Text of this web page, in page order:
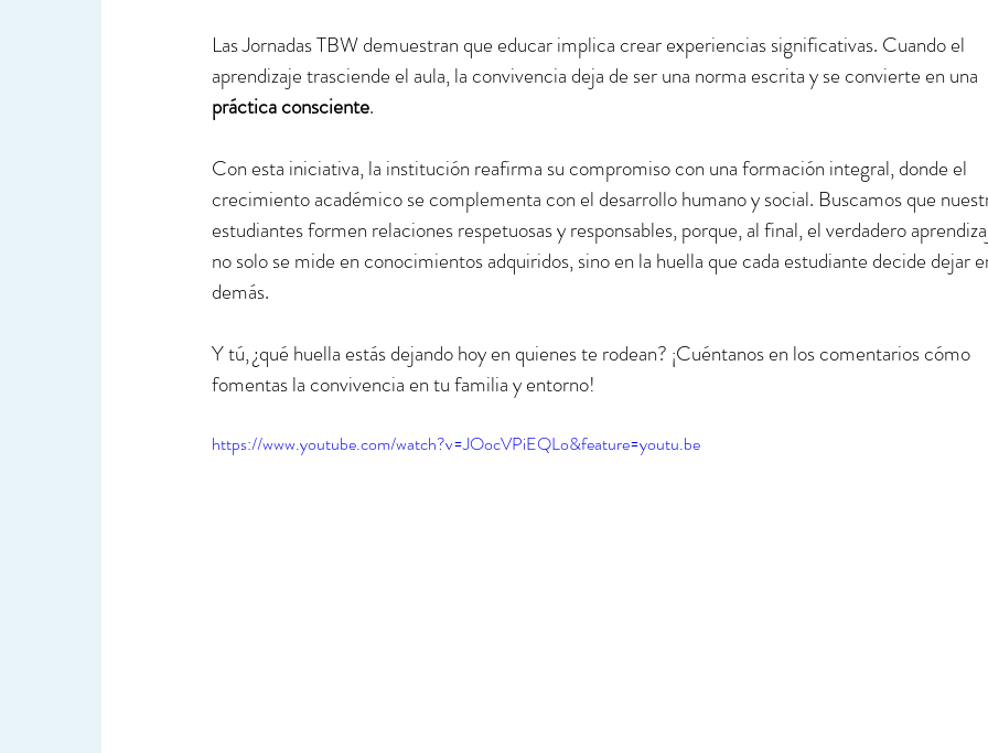
Las Jornadas TBW demuestran que educar implica crear experiencias significativas. Cuando el
aprendizaje trasciende el aula, la convivencia deja de ser una norma escrita y se convierte en una
práctica consciente.
Con esta iniciativa, la institución reafirma su compromiso con una formación integral, donde el
crecimiento académico se complementa con el desarrollo humano y social. Buscamos que
estudiantes formen relaciones respetuosas y responsables, porque, al final, el verdadero
no solo se mide en conocimientos adquiridos, sino en la huella que cada estudiante decide dejar
demás.
Y tú, ¿qué huella estás dejando hoy en quienes te rodean? ¡Cuéntanos en los comentarios cómo
fomentas la convivencia en tu familia y entorno!
https://www.youtube.com/watch?v=JOocVPiEQLo&feature=youtu.be